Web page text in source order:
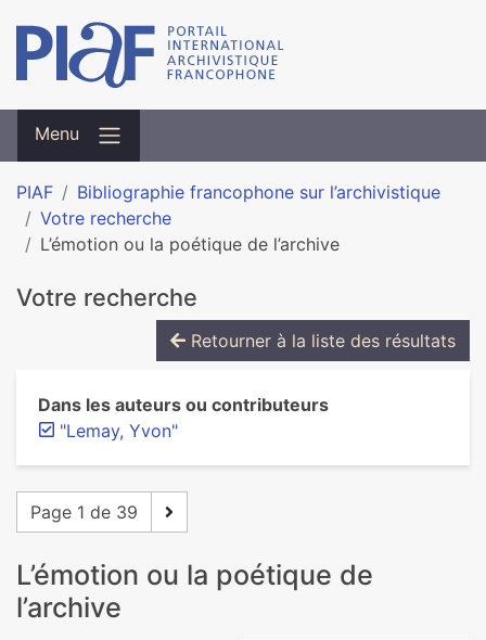
Menu
PIAF
Bibliographie francophone sur l’archivistique
Votre recherche
L’émotion ou la poétique de l’archive
Votre recherche
Retourner à la liste des résultats
Dans les auteurs ou contributeurs
"Lemay, Yvon"
Page 1 de 39
L’émotion ou la poétique de
l’archive